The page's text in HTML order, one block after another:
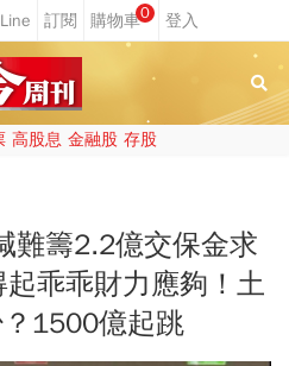
0
高股息 金融股 存股
難籌2.2億交保金求
乖乖財力應夠！土
1500億起跳